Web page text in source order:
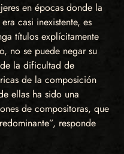
en épocas donde la
casi inexistente, es
títulos explícitamente
no se puede negar su
la dificultad de
de la composición
ellas ha sido una
de compositoras, que
responde